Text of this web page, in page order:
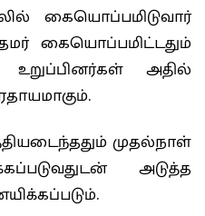
கையொப்பமிடுவார்
கையொப்பமிட்டதும்
அதில்
முதல்நாள்
அடுத்த